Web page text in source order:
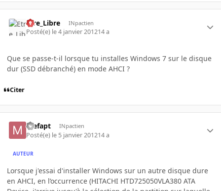
Etre_Libre INpactien
Posté(e) le 4 janvier 201214 a
Que se passe-t-il lorsque tu installes Windows 7 sur le disque
dur (SSD débranché) en mode AHCI ?
Citer
mefapt INpactien
Posté(e) le 5 janvier 201214 a
AUTEUR
Lorsque j'essai d'installer Windows sur un autre disque dure
en AHCI, en l’occurrence (HITACHI HTD725050VLA380 ATA